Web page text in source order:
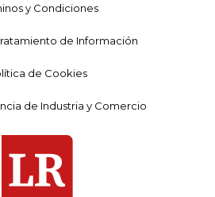
y Condiciones
de Información
de Cookies
de Industria y Comercio